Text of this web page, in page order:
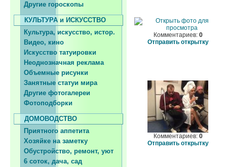
Другие гороскопы
КУЛЬТУРА и ИСКУССТВО
Культура, искусство, истор.
Видео, кино
Искусство татуировки
Неоднозначная реклама
Объемные рисунки
Занятные статуи мира
Другие фотогалереи
Фотоподборки
ДОМОВОДСТВО
Приятного аппетита
Хозяйке на заметку
Обустройство, ремонт, уют
6 соток, дача, сад
Комментариев: 0
Отправить открытку
Комментариев: 0
Отправить открытку